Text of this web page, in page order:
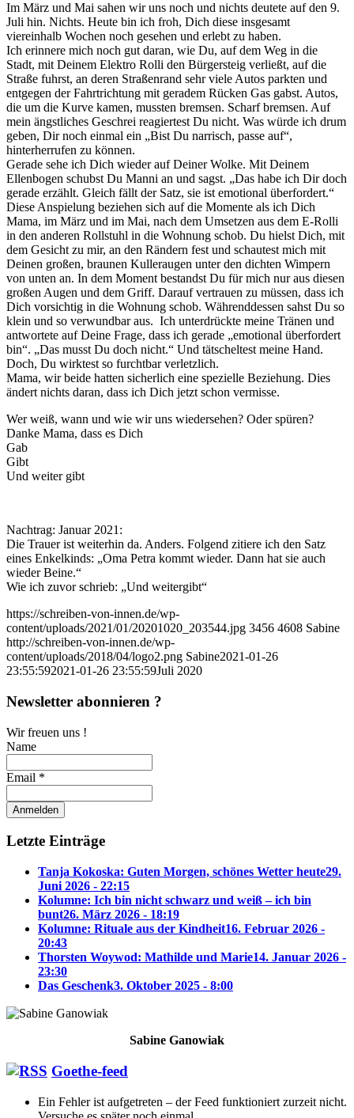
Im März und Mai sahen wir uns noch und nichts deutete auf den 9.
Juli hin. Nichts. Heute bin ich froh, Dich diese insgesamt
viereinhalb Wochen noch gesehen und erlebt zu haben.
Ich erinnere mich noch gut daran, wie Du, auf dem Weg in die
Stadt, mit Deinem Elektro Rolli den Bürgersteig verließt, auf die
Straße fuhrst, an deren Straßenrand sehr viele Autos parkten und
entgegen der Fahrtrichtung mit geradem Rücken Gas gabst. Autos,
die um die Kurve kamen, mussten bremsen. Scharf bremsen. Auf
mein ängstliches Geschrei reagiertest Du nicht. Was würde ich drum
geben, Dir noch einmal ein „Bist Du narrisch, passe auf“,
hinterherrufen zu können.
Gerade sehe ich Dich wieder auf Deiner Wolke. Mit Deinem
Ellenbogen schubst Du Manni an und sagst. „Das habe ich Dir doch
gerade erzählt. Gleich fällt der Satz, sie ist emotional überfordert.“
Diese Anspielung beziehen sich auf die Momente als ich Dich
Mama, im März und im Mai, nach dem Umsetzen aus dem E-Rolli
in den anderen Rollstuhl in die Wohnung schob. Du hielst Dich, mit
dem Gesicht zu mir, an den Rändern fest und schautest mich mit
Deinen großen, braunen Kulleraugen unter den dichten Wimpern
von unten an. In dem Moment bestandst Du für mich nur aus diesen
großen Augen und dem Griff. Darauf vertrauen zu müssen, dass ich
Dich vorsichtig in die Wohnung schob. Währenddessen sahst Du so
klein und so verwundbar aus. Ich unterdrückte meine Tränen und
antwortete auf Deine Frage, dass ich gerade „emotional überfordert
bin“. „Das musst Du doch nicht.“ Und tätscheltest meine Hand.
Doch, Du wirktest so furchtbar verletzlich.
Mama, wir beide hatten sicherlich eine spezielle Beziehung. Dies
ändert nichts daran, dass ich Dich jetzt schon vermisse.
Wer weiß, wann und wie wir uns wiedersehen? Oder spüren?
Danke Mama, dass es Dich
Gab
Gibt
Und weiter gibt
Nachtrag: Januar 2021:
Die Trauer ist weiterhin da. Anders. Folgend zitiere ich den Satz
eines Enkelkinds: „Oma Petra kommt wieder. Dann hat sie auch
wieder Beine.“
Wie ich zuvor schrieb: „Und weitergibt“
https://schreiben-von-innen.de/wp-
content/uploads/2021/01/20201020_203544.jpg 3456 4608 Sabine
http://schreiben-von-innen.de/wp-
content/uploads/2018/04/logo2.png Sabine2021-01-26
23:55:592021-01-26 23:55:59Juli 2020
Newsletter abonnieren ?
Wir freuen uns !
Name
Email *
Letzte Einträge
Tanja Kokoska: Guten Morgen, schönes Wetter heute29.
Juni 2026 - 22:15
Kolumne: Ich bin nicht schwarz und weiß – ich bin
bunt26. März 2026 - 18:19
Kolumne: Rituale aus der Kindheit16. Februar 2026 -
20:43
Thorsten Woywod: Mathilde und Marie14. Januar 2026 -
23:30
Das Geschenk3. Oktober 2025 - 8:00
Sabine Ganowiak
Goethe-feed
Ein Fehler ist aufgetreten – der Feed funktioniert zurzeit nicht.